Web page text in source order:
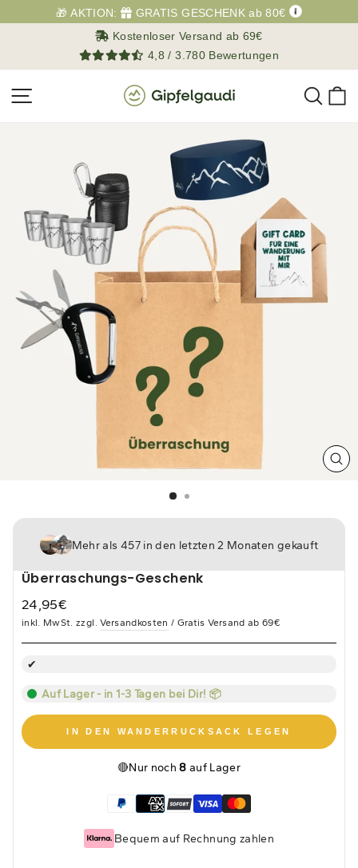
zum
🎁 AKTION:
GRATIS GESCHENK ab 80€
Kostenloser Versand ab 69€
4,8 / 3.780 Bewertungen
Seitennavigation
Mehr als 457 in den letzten 2 Monaten gekauft
Überraschungs-Geschenk
Normaler
Preis
24,95€
inkl. MwSt. zzgl.Versandkosten / Gratis Versand ab 69€
Auf Lager - in 1-3 Tagen bei Dir! 📦
IN DEN WANDERRUCKSACK LEGEN
🔴Nur noch 8 auf Lager
Bequem auf Rechnung zahlen